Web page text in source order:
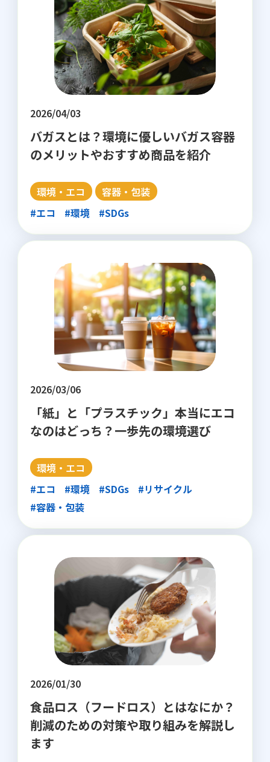
2026/04/03
バガスとは？環境に優しいバガス容器
のメリットやおすすめ商品を紹介
環境・エコ
容器・包装
#エコ
#環境 #SDGs
2026/03/06
「紙」と「プラスチック」本当にエコ
なのはどっち？一歩先の環境選び
環境・エコ
#エコ
#環境 #SDGs
#リサイクル
#容器・包装
2026/01/30
食品ロス（フードロス）とはなにか？
削減のための対策や取り組みを解説し
ます